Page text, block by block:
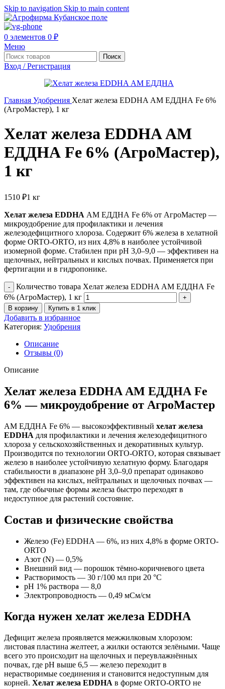
Skip to navigation Skip to main content
0 элементов 0 ₽
Меню
Поиск
Вход / Регистрация
Главная Удобрения Хелат железа EDDHA АМ ЕДДНА Fe 6%
(АгроМастер), 1 кг
Хелат железа EDDHA АМ
ЕДДНА Fe 6% (АгроМастер),
1 кг
1510 ₽1 кг
Хелат железа EDDHA АМ ЕДДНА Fe 6% от АгроМастер —
микроудобрение для профилактики и лечения
железодефицитного хлороза. Содержит 6% железа в хелатной
форме ORTO-ORTO, из них 4,8% в наиболее устойчивой
изомерной форме. Стабилен при pH 3,0–9,0 — эффективен на
щелочных, нейтральных и кислых почвах. Применяется при
фертигации и в гидропонике.
Количество товара Хелат железа EDDHA АМ ЕДДНА Fe
6% (АгроМастер), 1 кг
В корзину Купить в 1 клик
Добавить в избранное
Категория: Удобрения
Описание
Отзывы (0)
Описание
Хелат железа EDDHA АМ ЕДДНА Fe
6% — микроудобрение от АгроМастер
АМ ЕДДНА Fe 6% — высокоэффективный хелат железа
EDDHA для профилактики и лечения железодефицитного
хлороза у сельскохозяйственных и декоративных культур.
Производится по технологии ORTO-ORTO, которая связывает
железо в наиболее устойчивую хелатную форму. Благодаря
стабильности в диапазоне pH 3,0–9,0 препарат одинаково
эффективен на кислых, нейтральных и щелочных почвах —
там, где обычные формы железа быстро переходят в
недоступное для растений состояние.
Состав и физические свойства
Железо (Fe) EDDHA — 6%, из них 4,8% в форме ORTO-
ORTO
Азот (N) — 0,5%
Внешний вид — порошок тёмно-коричневого цвета
Растворимость — 30 г/100 мл при 20 °C
pH 1% раствора — 8,0
Электропроводность — 0,49 мСм/см
Когда нужен хелат железа EDDHA
Дефицит железа проявляется межжилковым хлорозом:
листовая пластина желтеет, а жилки остаются зелёными. Чаще
всего это происходит на щелочных и переувлажнённых
почвах, где pH выше 6,5 — железо переходит в
нерастворимые соединения и становится недоступным для
корней. Хелат железа EDDHA в форме ORTO-ORTO не